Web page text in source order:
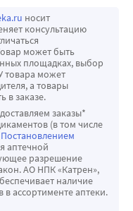
носит
консультацию
может быть
площадках, выбор
товара может
а товары
в заказе.
заказы*
(в том числе
Постановлением
аптечной
разрешение
АО НПК «Катрен»,
наличие
в ассортименте аптеки.